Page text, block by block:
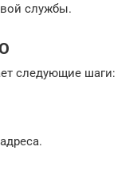
службы.
следующие шаги: